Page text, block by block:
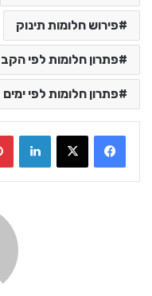
פירוש חלומות תינוק
פתרון חלומות לפי
פתרון חלומות לפי ימים
LinkedIn